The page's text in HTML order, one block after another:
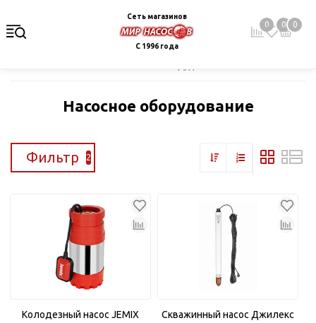
Сеть магазинов
С 1996 года
0 0 0
Насосное оборудование
Фильтр 2
Колодезный насос JEMIX
Скважинный насос Джилекс